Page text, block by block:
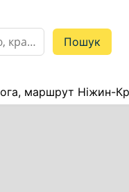
маршрут Ніжин-